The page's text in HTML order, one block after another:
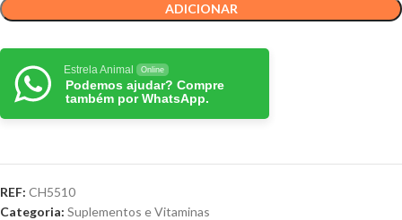
ADICIONAR
Estrela Animal Online
Podemos ajudar? Compre
também por WhatsApp.
REF: CH5510
Categoria: Suplementos e Vitaminas